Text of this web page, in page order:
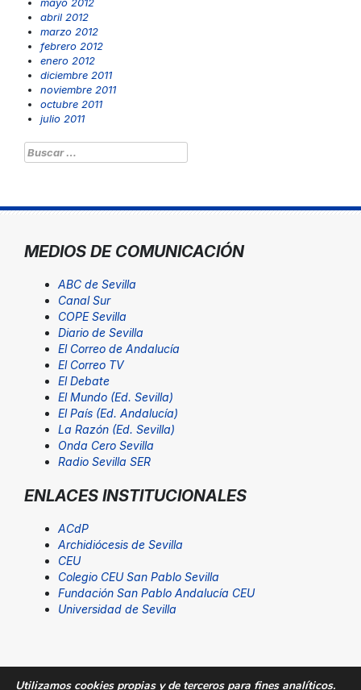
mayo 2012
abril 2012
marzo 2012
febrero 2012
enero 2012
diciembre 2011
noviembre 2011
octubre 2011
julio 2011
Buscar:
MEDIOS DE COMUNICACIÓN
ABC de Sevilla
Canal Sur
COPE Sevilla
Diario de Sevilla
El Correo de Andalucía
El Correo TV
El Debate
El Mundo (Ed. Sevilla)
El País (Ed. Andalucía)
La Razón (Ed. Sevilla)
Onda Cero Sevilla
Radio Sevilla SER
ENLACES INSTITUCIONALES
ACdP
Archidiócesis de Sevilla
CEU
Colegio CEU San Pablo Sevilla
Fundación San Pablo Andalucía CEU
Universidad de Sevilla
Utilizamos cookies propias y de terceros para fines analíticos.